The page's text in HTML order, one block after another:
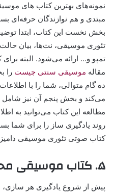
نمونه‌های بهترین کتاب های
مبتدی و هم نوازندگان حرفه‌ای
بخش نخست این کتاب، ابتدا
تئوری موسیقی، نت‌ها، بیان
تمپو و… ارائه می‌شود. البته
مقاله موسیقی سنتی چیست را
ده گام متوالی، شما را با
می‌کند و بخش پنجم آن نیز شامل
مطالعه این کتاب می‌توانید به
روند یادگیری ساز را برای شما
کتاب صوتی تئوری موسیقی دامیز،
۵. کتاب موسیقی محسن الهامیان
پیش از شروع یادگیری هر سازی،